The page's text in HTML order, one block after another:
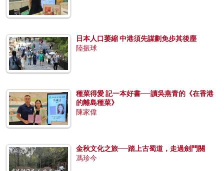
日本人口萎縮 中港須先謀劃免步其後塵
陸振球
種菜得愛 記一本好書──讀吳燕青的《在香港
的離島種菜》
陳家偉
金秋文化之旅──踏上古蜀道，走過劍門關
馮珍今